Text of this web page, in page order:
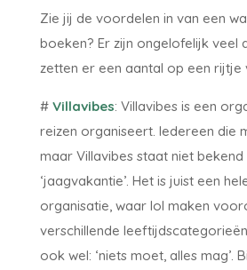
Zie jij de voordelen in van een
boeken? Er zijn ongelofelijk veel
zetten er een aantal op een rijtje
# Villavibes: Villavibes is een
reizen organiseert. Iedereen die
maar Villavibes staat niet bekend
‘jaagvakantie’. Het is juist een
organisatie, waar lol maken
verschillende
ook wel: ‘niets moet, alles mag’.